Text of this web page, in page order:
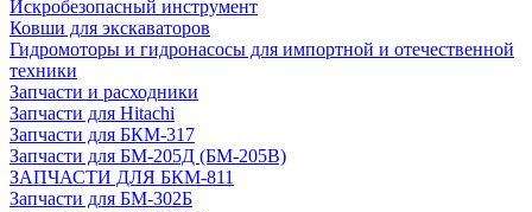
Искробезопасный инструмент
Ковши для экскаваторов
Гидромоторы и гидронасосы для импортной и отечественной
техники
Запчасти и расходники
Запчасти для Hitachi
Запчасти для БКМ-317
Запчасти для БМ-205Д (БМ-205В)
ЗАПЧАСТИ ДЛЯ БКМ-811
Запчасти для БМ-302Б